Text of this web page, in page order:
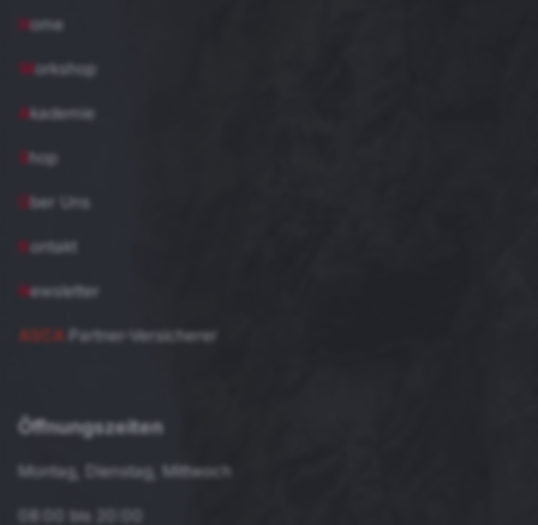
Home
Workshop
Akademie
hop
ber Uns
K ontakt
Newsletter
ASCA Partner-Versicherer
Öffnungszeiten
Montag, Dienstag, Mittwoch
08:00 bis 20:00